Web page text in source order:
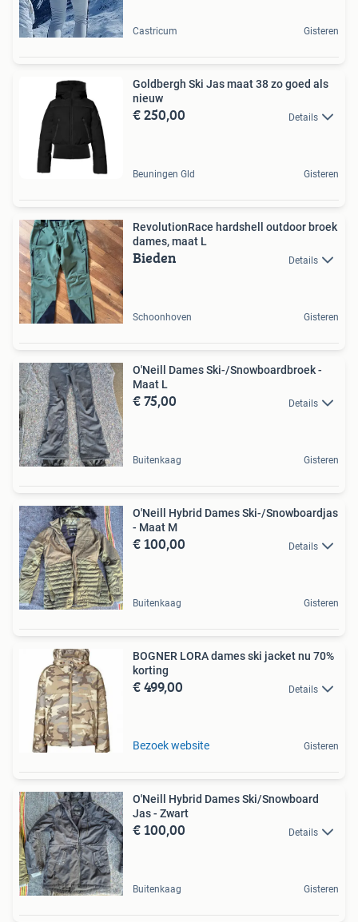
Castricum Gisteren
Goldbergh Ski Jas maat 38 zo goed als
nieuw
€ 250,00 Details
Beuningen Gld Gisteren
RevolutionRace hardshell outdoor broek
dames, maat L
Bieden Details
Schoonhoven Gisteren
O'Neill Dames Ski-/Snowboardbroek -
Maat L
€ 75,00 Details
Buitenkaag Gisteren
O'Neill Hybrid Dames Ski-/Snowboardjas
- Maat M
€ 100,00 Details
Buitenkaag Gisteren
BOGNER LORA dames ski jacket nu 70%
korting
€ 499,00 Details
Bezoek website Gisteren
O'Neill Hybrid Dames Ski/Snowboard
Jas - Zwart
€ 100,00 Details
Buitenkaag Gisteren